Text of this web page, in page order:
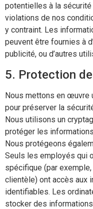
potentielles à la
violations de nos
y contraint. Les
peuvent être fournies à
publicité, ou d’autres
5. Protection
Nous mettons en œuvre
pour préserver la
Nous utilisons un
protéger les
Nous protégeons
Seuls les employés qui
spécifique (par
clientèle) ont accès aux
identifiables. Les
stocker des